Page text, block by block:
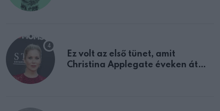
Ez volt az első tünet, amit
Christina Applegate éveken át